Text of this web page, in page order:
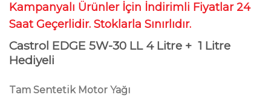
Kampanyalı Ürünler İçin İndirimli Fiyatlar 24
Saat Geçerlidir. Stoklarla Sınırlıdır.
Castrol EDGE 5W-30 LL 4 Litre + 1 Litre
Hediyeli
Tam Sentetik Motor Yağı